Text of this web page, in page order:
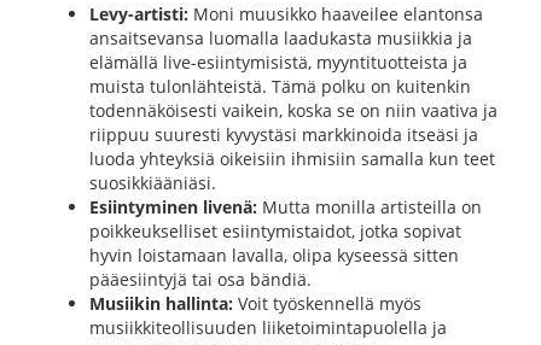
Levy-artisti: Moni muusikko haaveilee elantonsa
ansaitsevansa luomalla laadukasta musiikkia ja
elämällä live-esiintymisistä, myyntituotteista ja
muista tulonlähteistä. Tämä polku on kuitenkin
todennäköisesti vaikein, koska se on niin vaativa ja
riippuu suuresti kyvystäsi markkinoida itseäsi ja
luoda yhteyksiä oikeisiin ihmisiin samalla kun teet
suosikkiääniäsi.
Esiintyminen livenä: Mutta monilla artisteilla on
poikkeukselliset esiintymistaidot, jotka sopivat
hyvin loistamaan lavalla, olipa kyseessä sitten
pääesiintyjä tai osa bändiä.
Musiikin hallinta: Voit työskennellä myös
musiikkiteollisuuden liiketoimintapuolella ja